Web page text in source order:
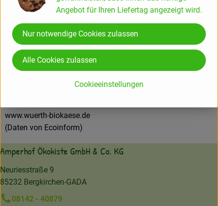
Hersteller: Würth Biokäse & Feinkost GmbH
DE Bayern
Würth Biokäse & Feinkost GmbH
www.wuerth-biokaese.de
(Daten von Ecoinform)
Amperhof Ökokiste GmbH & Co. KG
Neuriesstraße 9
85232 Bergkirchen-GADA
08142 - 40879
Angebot für Ihren Liefertag angezeigt wird.
Cookieeinstellungen
Nur notwendige Cookies zulassen
Alle Cookies zulassen